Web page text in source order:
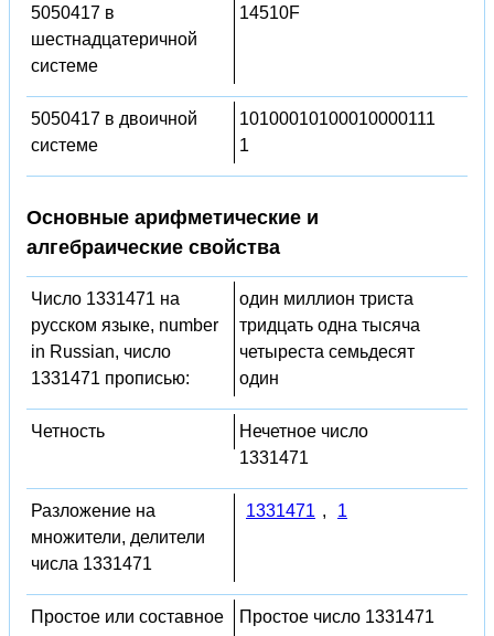
5050417 в
шестнадцатеричной
системе
14510F
5050417 в двоичной
системе
10100010100010000111
1
Основные арифметические и
алгебраические свойства
Число 1331471 на
русском языке, number
in Russian, число
1331471 прописью:
один миллион триста
тридцать одна тысяча
четыреста семьдесят
один
Четность
Нечетное число
1331471
Разложение на
множители, делители
числа 1331471
1331471 , 1
Простое или составное
Простое число 1331471